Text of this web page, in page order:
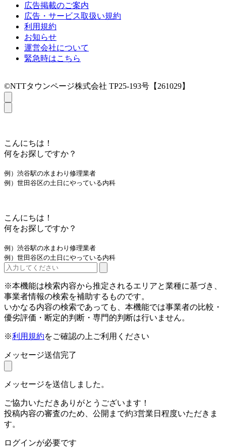
広告掲載のご案内
広告・サービス取扱い規約
利用規約
お知らせ
運営会社について
緊急時はこちら
©NTTタウンページ株式会社 TP25-193号【261029】
こんにちは！
何をお探しですか？
例）渋谷駅の水まわり修理業者
例）世田谷区の土日にやっている内科
こんにちは！
何をお探しですか？
例）渋谷駅の水まわり修理業者
例）世田谷区の土日にやっている内科
※本機能は検索内容から推定されるエリアと業種に基づき、
事業者情報の検索を補助するものです。
いかなる内容の検索であっても、本機能では事業者の比較・
優劣評価・断定的判断・専門的判断は行いません。
※利用規約をご確認の上ご利用ください
メッセージ送信完了
メッセージを送信しました。
ご協力いただきありがとうございます！
投稿内容の審査のため、公開まで約3営業日程度いただきま
す。
ログインが必要です